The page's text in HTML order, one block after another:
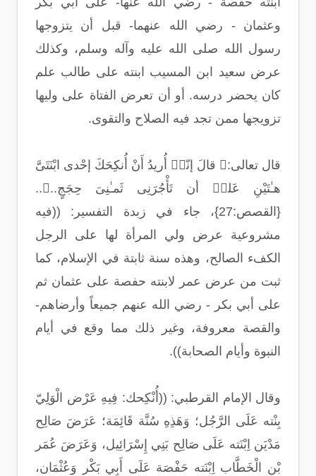
وعثمان - رضي الله عنهما- قبل أن يتزوجها
رسول الله صلى الله عليه وآله وسلم، وكذلك
عرض سعيد ابن المسيب ابنته على طالب علم
كان يحضر درسه. أو أن تعرض الفتاة على وليها
تزويجها ممن تجد فيه الصلاح والتقوى.
قال تعالى:﴿ قالَ إنّىۤ أُريدُ أَنْ أُنكِحَكَ إحْدى ابْنَتَىَّ
هـٰتَيْنِ عَلىۤ أن تَأْجُرَنِى ثَمـٰنِىَ حِجَجٍ..﴾..
{القصص:27}، جاء في زبدة التفسير: ((فيه
مشروعية عرض ولي المرأة لها على الرجل
الكفء الصالح، وهذه سنة ثابتة في الإسلام، كما
ثبت من عرض عمر لابنته حفصة على عثمان ثم
على أبي بكر - رضي الله عنهم جميعاً وأرضاهم-
والقصة معروفة، وغير ذلك مما وقع في أيام
النبوة وأيام الصحابة)).
وقال الإمام القرطبي: ((أُنْكِحك: فِيهِ عَرْض الْوَلِيّ
بِنْته عَلَى الرَّجُل؛ وَهَذِهِ سُنَّة قَائِمَة؛ عَرَضَ صَالِح
مَدْيَن اِبْنَته عَلَى صَالِح بَنِي إِسْرَائِيل، وَعَرَضَ عُمَر
بْن الْخَطَّاب اِبْنَته حَفْصَة عَلَى أَبِي بَكْر وَعُثْمَان،